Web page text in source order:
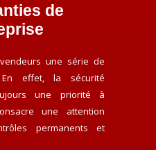
de
une série de
En effet, la sécurité
une priorité à
une attention
permanents et